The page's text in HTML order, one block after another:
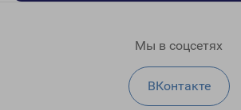
Мы в соцсетях
ВКонтакте